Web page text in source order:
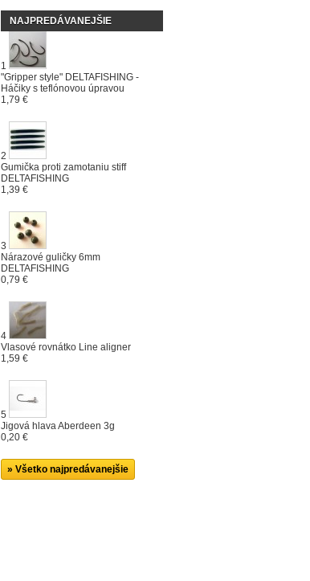
NAJPREDÁVANEJŠIE
1
"Gripper style" DELTAFISHING -
Háčiky s teflónovou úpravou
1,79 €
2
Gumička proti zamotaniu stiff
DELTAFISHING
1,39 €
3
Nárazové guličky 6mm
DELTAFISHING
0,79 €
4
Vlasové rovnátko Line aligner
1,59 €
5
Jigová hlava Aberdeen 3g
0,20 €
» Všetko najpredávanejšie